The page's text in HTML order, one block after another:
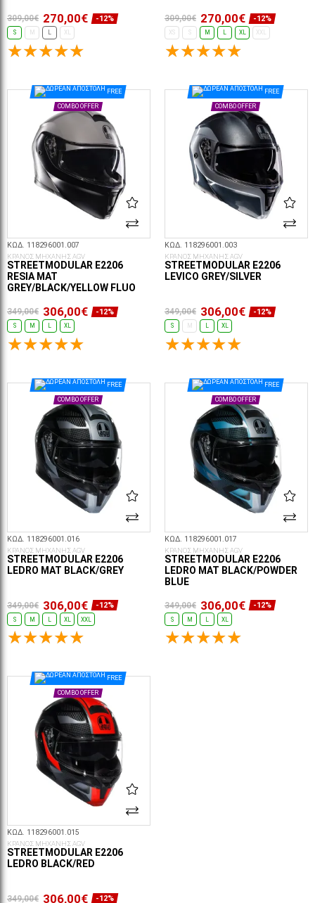
309,00€ 270,00€ -12%
S L XL
309,00€ 270,00€ -12%
XS S M L XL XXL
FREE
COMBO OFFER
ΚΩΔ. 118296001.007
ΚΡΑΝΟΣ ΜΗΧΑΝΗΣ AGV
STREETMODULAR E2206
RESIA MAT
GREY/BLACK/YELLOW FLUO
349,00€ 306,00€ -12%
S M L XL
FREE
COMBO OFFER
ΚΩΔ. 118296001.003
ΚΡΑΝΟΣ ΜΗΧΑΝΗΣ AGV
STREETMODULAR E2206
LEVICO GREY/SILVER
349,00€ 306,00€ -12%
S L XL
FREE
COMBO OFFER
ΚΩΔ. 118296001.016
ΚΡΑΝΟΣ ΜΗΧΑΝΗΣ AGV
STREETMODULAR E2206
LEDRO MAT BLACK/GREY
349,00€ 306,00€ -12%
S M XL XXL
FREE
COMBO OFFER
ΚΩΔ. 118296001.017
ΚΡΑΝΟΣ ΜΗΧΑΝΗΣ AGV
STREETMODULAR E2206
LEDRO MAT BLACK/POWDER
BLUE
349,00€ 306,00€ -12%
S M XL
FREE
COMBO OFFER
ΚΩΔ. 118296001.015
ΚΡΑΝΟΣ ΜΗΧΑΝΗΣ AGV
STREETMODULAR E2206
LEDRO BLACK/RED
349,00€ 306,00€ -12%